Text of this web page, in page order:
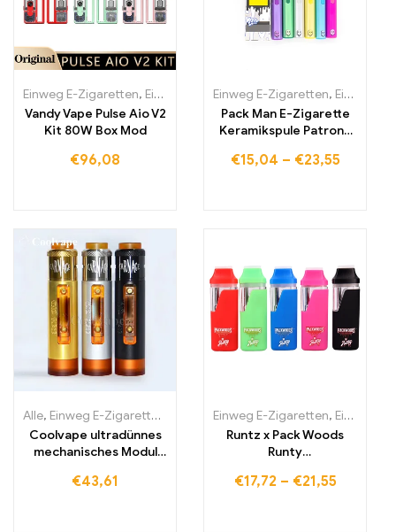
Einweg E-Zigaretten, Einweg-E-Zigaretten Litauen ,Einweg-E-
Vandy Vape Pulse Aio V2
Kit 80W Box Mod
€96,08
Einweg E-Zigaretten, Einweg-E-Zigaretten Litauen
Pack Man E-Zigarette
Keramikspule Patrone
Batterie E-Zigarette
€15,04 – €23,55
Alle, Einweg E-Zigaretten Einweg-E-Zigaretten Litauen ,Einweg-
Coolvape ultradünnes
mechanisches Modul
€43,61
Einweg E-Zigaretten, Einweg-E-Zigaretten Litauen
Runtz x Pack Woods
Runty
Einweg-Vape-Pen
€17,72 – €21,55